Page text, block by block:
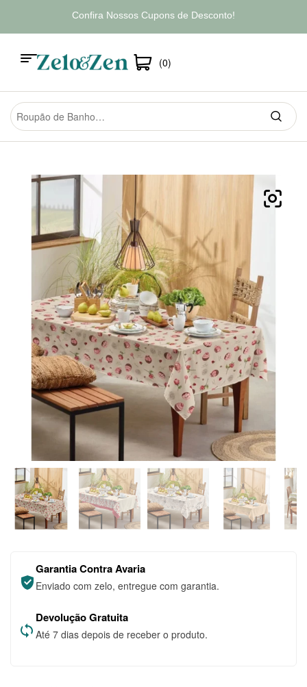
Confira Nossos Cupons de Desconto!
(0)
Garantia Contra Avaria
Enviado com zelo, entregue com garantia.
Devolução Gratuita
Até 7 dias depois de receber o produto.